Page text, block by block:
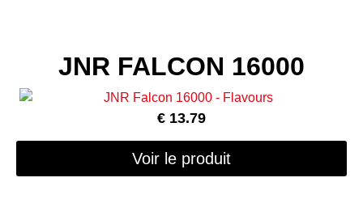
JNR FALCON 16000
€ 13.79
Voir le produit